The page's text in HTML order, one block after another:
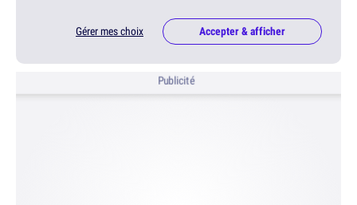
Gérer mes choix Accepter & afficher
Publicité